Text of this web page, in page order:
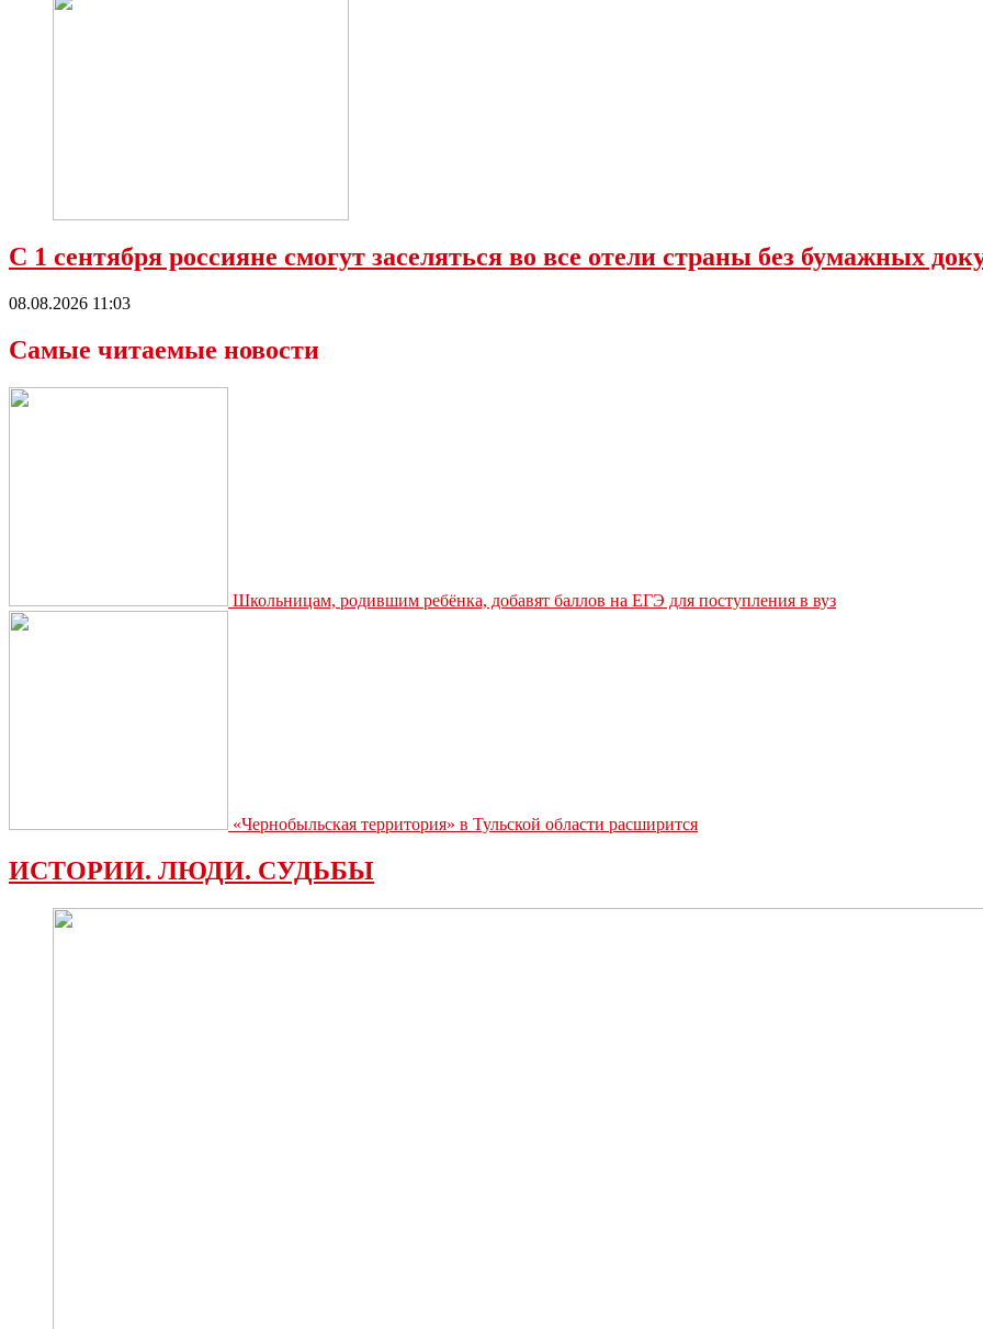
С 1 сентября россияне смогут заселяться во все отели страны без бумажных
08.08.2026 11:03
Самые читаемые новости
Школьницам, родившим ребёнка, добавят баллов на ЕГЭ для поступления в вуз
«Чернобыльская территория» в Тульской области расширится
ИСТОРИИ. ЛЮДИ. СУДЬБЫ